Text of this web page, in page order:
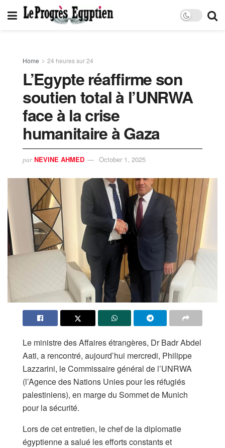
Home 24 heures sur 24
L’Egypte réaffirme son
soutien total à l’UNRWA
face à la crise
humanitaire à Gaza
par NEVINE AHMED October 1, 2025
Le ministre des Affaires étrangères, Dr Badr Abdel
Aati, a rencontré, aujourd’hui mercredi, Philippe
Lazzarini, le Commissaire général de l’UNRWA
(l’Agence des Nations Unies pour les réfugiés
palestiniens), en marge du Sommet de Munich
pour la sécurité.
Lors de cet entretien, le chef de la diplomatie
égyptienne a salué les efforts constants et